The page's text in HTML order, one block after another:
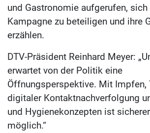
und Gastronomie aufgerufen, sich
Kampagne zu beteiligen und ihre
erzählen.
DTV-Präsident Reinhard Meyer:
erwartet von der Politik eine
Öffnungsperspektive. Mit Impfen,
digitaler Kontaktnachverfolgung
und Hygienekonzepten ist
möglich.“